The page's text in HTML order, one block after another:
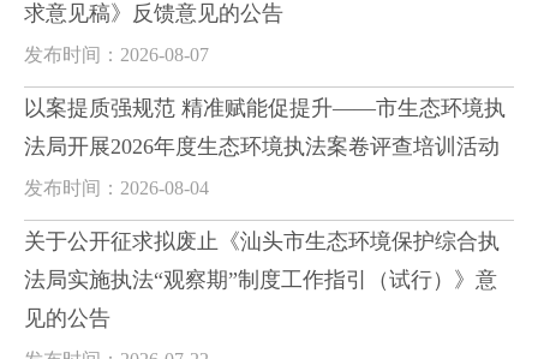
求意见稿》反馈意见的公告
发布时间：2026-08-07
以案提质强规范 精准赋能促提升——市生态环境执
法局开展2026年度生态环境执法案卷评查培训活动
发布时间：2026-08-04
关于公开征求拟废止《汕头市生态环境保护综合执
法局实施执法“观察期”制度工作指引（试行）》意
见的公告